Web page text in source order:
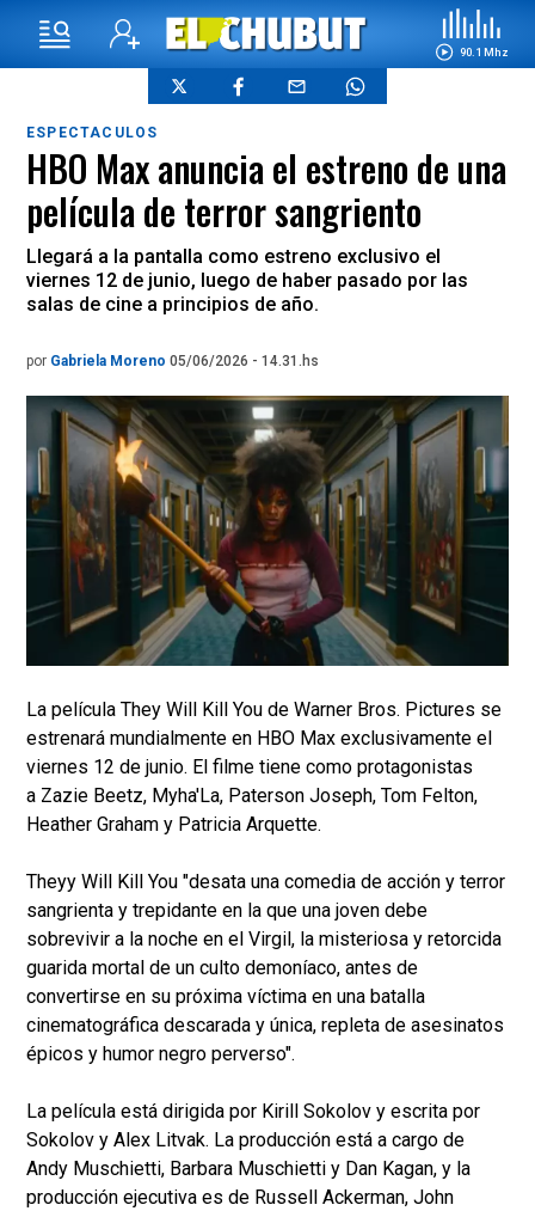
90.1 Mhz
ESPECTACULOS
HBO Max anuncia el estreno de una
película de terror sangriento
Llegará a la pantalla como estreno exclusivo el
viernes 12 de junio, luego de haber pasado por las
salas de cine a principios de año.
por Gabriela Moreno 05/06/2026 - 14.31.hs
La película They Will Kill You de Warner Bros. Pictures se
estrenará mundialmente en HBO Max exclusivamente el
viernes 12 de junio. El filme tiene como protagonistas
a Zazie Beetz, Myha'La, Paterson Joseph, Tom Felton,
Heather Graham y Patricia Arquette.
Theyy Will Kill You "desata una comedia de acción y terror
sangrienta y trepidante en la que una joven debe
sobrevivir a la noche en el Virgil, la misteriosa y retorcida
guarida mortal de un culto demoníaco, antes de
convertirse en su próxima víctima en una batalla
cinematográfica descarada y única, repleta de asesinatos
épicos y humor negro perverso".
La película está dirigida por Kirill Sokolov y escrita por
Sokolov y Alex Litvak. La producción está a cargo de
Andy Muschietti, Barbara Muschietti y Dan Kagan, y la
producción ejecutiva es de Russell Ackerman, John